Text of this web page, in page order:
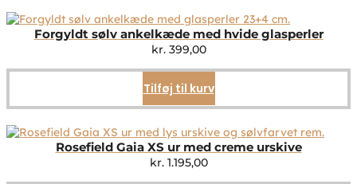
Forgyldt sølv ankelkæde med hvide glasperler
kr.399,00
Tilføj til kurv
Rosefield Gaia XS ur med creme urskive
kr.1.195,00